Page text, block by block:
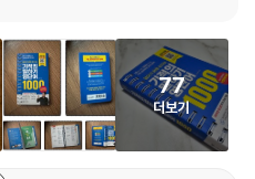
원 QR코드 수록 ★
여 개를 원어민이 직접 읽고 녹음
볼 수 있도록 음원 QR코드를 도서에
(siwonschool.com)에 회원 가입
’로 들어가 ‘기적의 말하기 영단어 1
77
더보기